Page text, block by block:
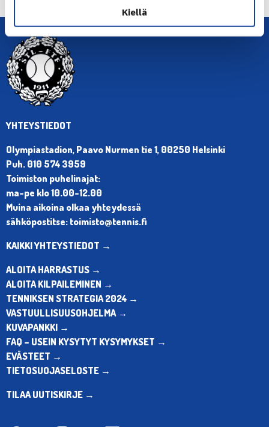
Kiellä
YHTEYSTIEDOT
Olympiastadion, Paavo Nurmen tie 1, 00250 Helsinki
Puh. 010 574 3959
Toimiston puhelinajat:
ma-pe klo 10.00-12.00
Muina aikoina olkaa yhteydessä
sähköpostitse: toimisto@tennis.fi
KAIKKI YHTEYSTIEDOT →
ALOITA HARRASTUS →
ALOITA KILPAILEMINEN →
TENNIKSEN STRATEGIA 2024 →
VASTUULLISUUSOHJELMA →
KUVAPANKKI →
FAQ – USEIN KYSYTYT KYSYMYKSET →
EVÄSTEET →
TIETOSUOJASELOSTE →
TILAA UUTISKIRJE →